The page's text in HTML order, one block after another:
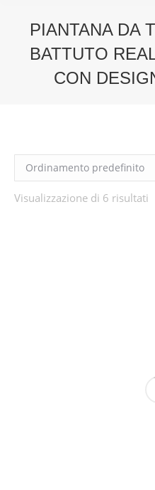
PIANTANA DA
BATTUTO
CON
Visualizzazione di 6 risultati